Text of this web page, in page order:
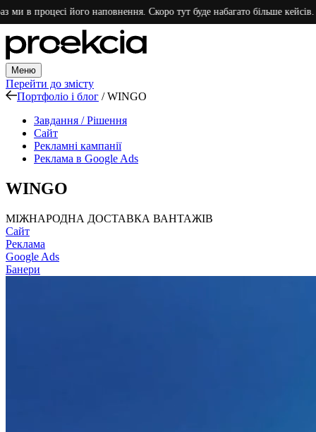
в процесі його наповнення. Скоро тут буде набагато більше кейсів.
Меню
Перейти до змісту
Портфоліо і блог / WINGO
Завдання / Рішення
Сайт
Рекламні кампанії
Реклама в Google Ads
WINGO
МІЖНАРОДНА ДОСТАВКА ВАНТАЖІВ
Сайт
Реклама
Google Ads
Банери